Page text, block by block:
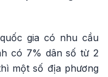
gia có nhu cầu
có 7% dân số từ 2
một số địa phương